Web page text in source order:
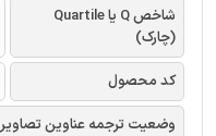
شاخص Q یا Quartile
(چارک)
کد محصول
وضعیت ترجمه عناوین تصاویر